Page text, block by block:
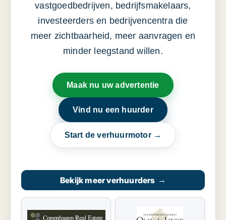
vastgoedbedrijven, bedrijfsmakelaars,
investeerders en bedrijvencentra die
meer zichtbaarheid, meer aanvragen en
minder leegstand willen.
Maak nu uw advertentie
Vind nu een huurder
Start de verhuurmotor →
Bekijk meer verhuurders →